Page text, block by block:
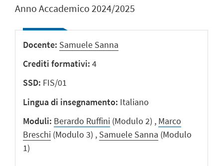
Anno Accademico 2024/2025
Docente Samuele Sanna
Crediti formativi 4
SSD FIS/01
Lingua di insegnamento Italiano
Moduli Berardo Ruffini (Modulo 2) , Marco
Breschi (Modulo 3) , Samuele Sanna (Modulo
1)